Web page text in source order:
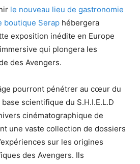
le nouveau lieu de gastronomie
boutique Serap hébergera
exposition inédite en Europe
qui plongera les
des Avengers.
pourront pénétrer au cœur du
scientifique du S.H.I.E.L.D
cinématographique de
une vaste collection de dossiers
sur les origines
des Avengers. Ils